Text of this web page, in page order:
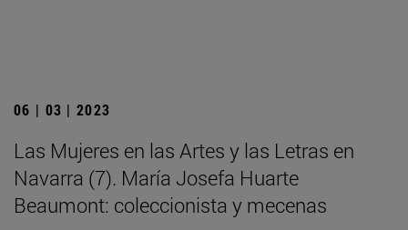
06 | 03 | 2023
Las Mujeres en las Artes y las Letras en
Navarra (7). María Josefa Huarte
Beaumont: coleccionista y mecenas